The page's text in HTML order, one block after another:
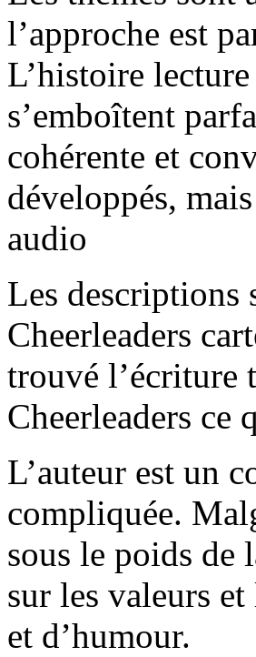
l’approche est
L’histoire
s’emboîtent
cohérente et
développés,
audio
Les descriptions
Cheerleaders
trouvé l’écriture
Cheerleaders
L’auteur est un
compliquée.
sous le poids
sur les valeurs
et d’humour.